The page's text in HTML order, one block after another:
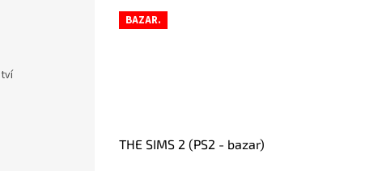
BAZAR.
THE SIMS 2 (PS2 - bazar)